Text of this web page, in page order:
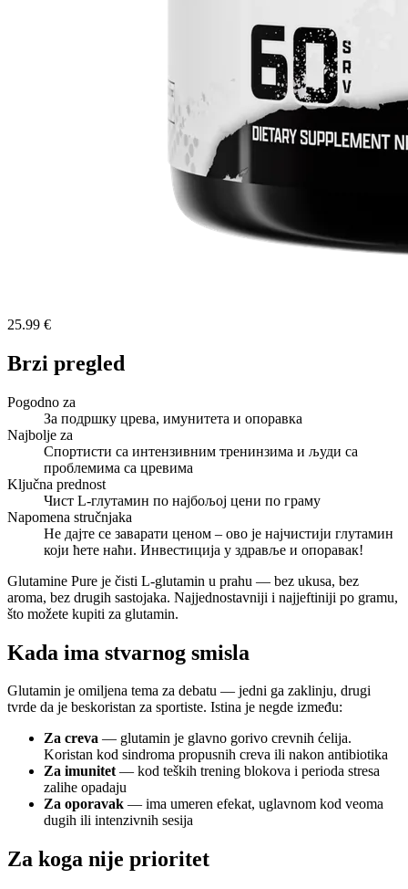
25.99 €
Brzi pregled
Pogodno za
За подршку црева, имунитета и опоравка
Najbolje za
Спортисти са интензивним тренинзима и људи са
проблемима са цревима
Ključna prednost
Чист L-глутамин по најбољој цени по граму
Napomena stručnjaka
Не дајте се заварати ценом – ово је најчистији глутамин
који ћете наћи. Инвестиција у здравље и опоравак!
Glutamine Pure je čisti L-glutamin u prahu — bez ukusa, bez
aroma, bez drugih sastojaka. Najjednostavniji i najjeftiniji po gramu,
što možete kupiti za glutamin.
Kada ima stvarnog smisla
Glutamin je omiljena tema za debatu — jedni ga zaklinju, drugi
tvrde da je beskoristan za sportiste. Istina je negde između:
Za creva — glutamin je glavno gorivo crevnih ćelija.
Koristan kod sindroma propusnih creva ili nakon antibiotika
Za imunitet— kod teških trening blokova i perioda stresa
zalihe opadaju
Za oporavak — ima umeren efekat, uglavnom kod veoma
dugih ili intenzivnih sesija
Za koga nije prioritet